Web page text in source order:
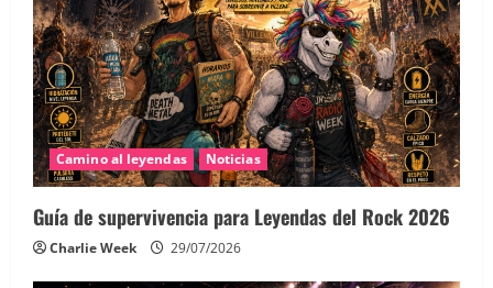
Camino al leyendas Noticias
Guía de supervivencia para Leyendas del Rock 2026
Charlie Week 29/07/2026